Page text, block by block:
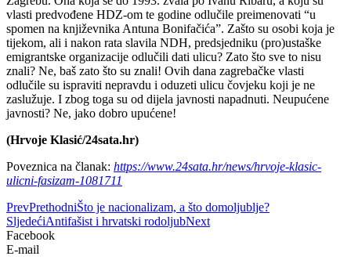
vlasti predvođene HDZ-om te godine odlučile preimenovati “u
spomen na književnika Antuna Bonifačića”. Zašto su osobi koja je
tijekom, ali i nakon rata slavila NDH, predsjedniku (pro)ustaške
emigrantske organizacije odlučili dati ulicu? Zato što sve to nisu
znali? Ne, baš zato što su znali! Ovih dana zagrebačke vlasti
odlučile su ispraviti nepravdu i oduzeti ulicu čovjeku koji je ne
zaslužuje. I zbog toga su od dijela javnosti napadnuti. Neupućene
javnosti? Ne, jako dobro upućene!
(Hrvoje Klasić/24sata.hr)
Poveznica na članak: https://www.24sata.hr/news/hrvoje-klasic-
ulicni-fasizam-1081711
PrevPrethodniŠto je nacionalizam, a što domoljublje?
SljedećiAntifašist i hrvatski rodoljubNext
Facebook
E-mail